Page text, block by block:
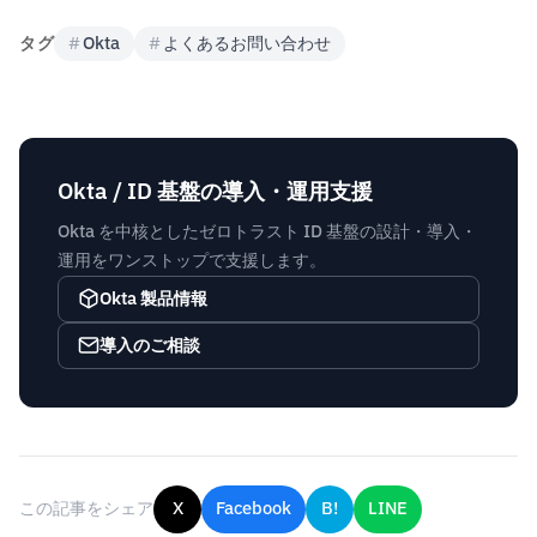
タグ #Okta #よくあるお問い合わせ
Okta / ID 基盤の導入・運用支援
Okta を中核としたゼロトラスト ID 基盤の設計・導入・
運用をワンストップで支援します。
Okta 製品情報
導入のご相談
この記事をシェア X Facebook B! LINE